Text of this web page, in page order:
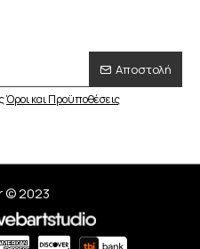
Αποστολή
Όροι και Προϋποθέσεις
© 2023